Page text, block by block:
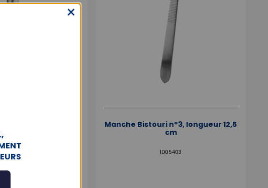
IP26214
Manche Bistouri n°3, longueur 12,5
cm
ID05403
×